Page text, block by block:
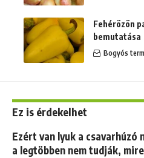
Fehérözön
bemutatása
Bogyós
Ez is érdekelhet
Ezért van lyuk a csavarhúzó
a legtöbben nem tudják,